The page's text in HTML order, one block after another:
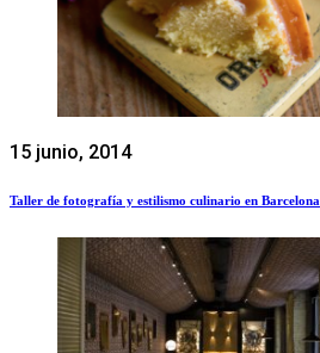
15 junio, 2014
Taller de fotografía y estilismo culinario en Barcelona